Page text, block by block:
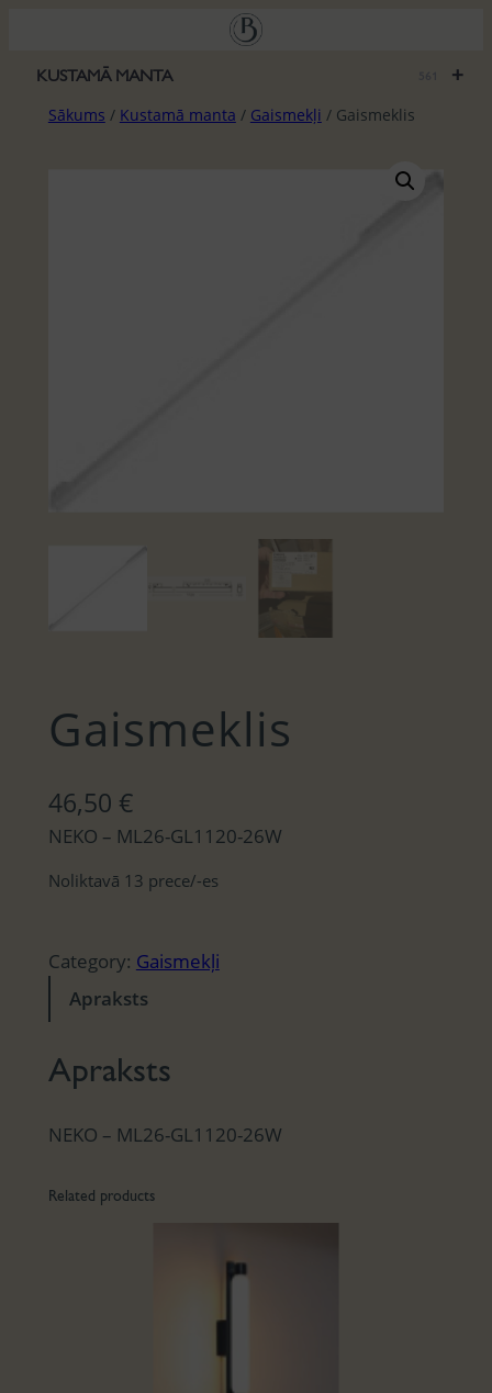
saturu
+
KUSTAMĀ MANTA
Sākums / Kustamā manta / Gaismekļi / Gaismeklis
Gaismeklis
46,50 €
NEKO – ML26-GL1120-26W
Noliktavā 13 prece/-es
Category: Gaismekļi
Apraksts
Apraksts
NEKO – ML26-GL1120-26W
Related products